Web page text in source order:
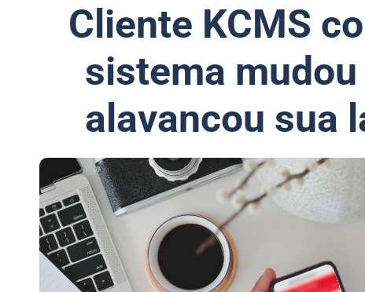
Cliente KCMS
sistema
alavancou sua